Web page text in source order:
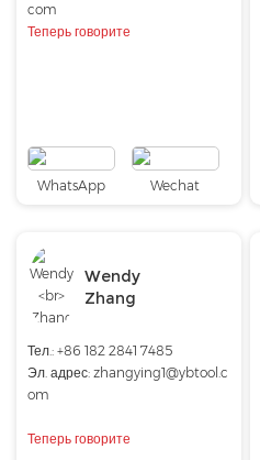
com
Теперь говорите
WhatsApp Wechat
Wendy
Zhang
Тел.: +86 182 2841 7485
Эл. адрес: zhangying1@ybtool.c
om
Теперь говорите